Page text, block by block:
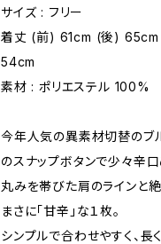
サイズ : フリー
着丈 (前) 61cm (後)
54cm
素材 : ポリエステル 100%
今年人気の異素材切替のブ
のスナップボタンで少々辛
丸みを帯びた肩のラインと
まさに「甘辛」な１枚。
シンプルで合わせやすく、長